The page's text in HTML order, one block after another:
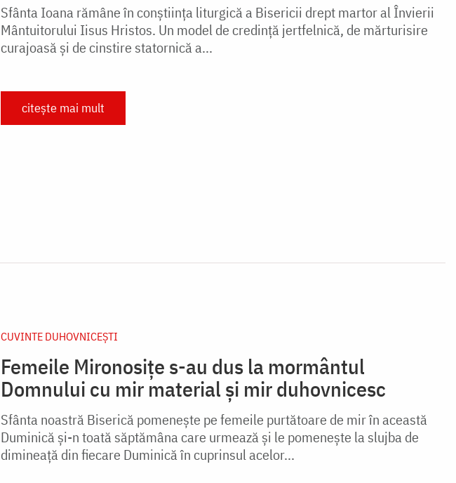
Sfânta Ioana rămâne în conștiința liturgică a Bisericii drept martor al Învierii
Mântuitorului Iisus Hristos. Un model de credinţă jertfelnică, de mărturisire
curajoasă şi de cinstire statornică a...
citește mai mult
CUVINTE DUHOVNICEȘTI
Femeile Mironosițe s-au dus la mormântul
Domnului cu mir material și mir duhovnicesc
Sfânta noastră Biserică pomenește pe femeile purtătoare de mir în această
Duminică și-n toată săptămâna care urmează și le pomenește la slujba de
dimineață din fiecare Duminică în cuprinsul acelor...